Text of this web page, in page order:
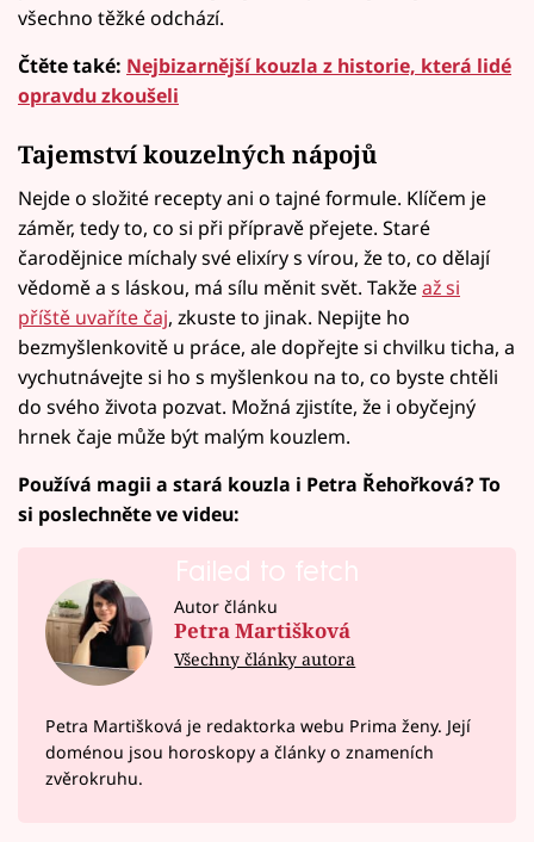
všechno těžké odchází.
Čtěte také: Nejbizarnější kouzla z historie, která lidé
opravdu zkoušeli
Tajemství kouzelných nápojů
Nejde o složité recepty ani o tajné formule. Klíčem je
záměr, tedy to, co si při přípravě přejete. Staré
čarodějnice míchaly své elixíry s vírou, že to, co dělají
vědomě a s láskou, má sílu měnit svět. Takžeaž si
příště uvaříte čaj, zkuste to jinak. Nepijte ho
bezmyšlenkovitě u práce, ale dopřejte si chvilku ticha, a
vychutnávejte si ho s myšlenkou na to, co byste chtěli
do svého života pozvat. Možná zjistíte, že i obyčejný
hrnek čaje může být malým kouzlem.
Používá magii a stará kouzla i Petra Řehořková? To
si poslechněte ve videu:
Failed to fetch
Autor článku
Petra Martišková
Všechny články autora
Petra Martišková je redaktorka webu Prima ženy. Její
doménou jsou horoskopy a články o znameních
zvěrokruhu.